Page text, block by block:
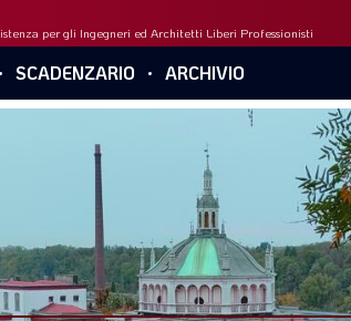
per gli Ingegneri ed Architetti Liberi Professionisti
SCADENZARIO ARCHIVIO